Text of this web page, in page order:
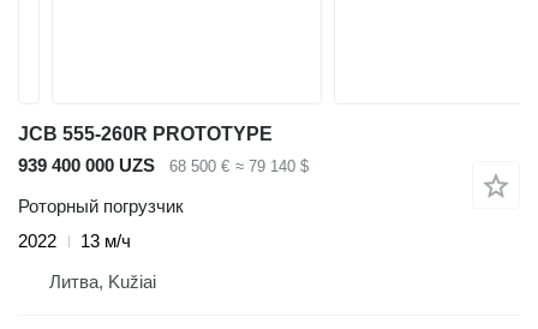
JCB 555-260R PROTOTYPE
939 400 000 UZS
68 500 € ≈ 79 140 $
Роторный погрузчик
2022
13 м/ч
Литва, Kužiai